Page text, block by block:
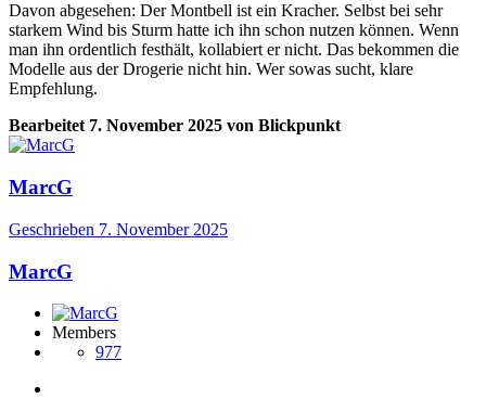
Davon abgesehen: Der Montbell ist ein Kracher. Selbst bei sehr
starkem Wind bis Sturm hatte ich ihn schon nutzen können. Wenn
man ihn ordentlich festhält, kollabiert er nicht. Das bekommen die
Modelle aus der Drogerie nicht hin. Wer sowas sucht, klare
Empfehlung.
Bearbeitet 7. November 2025 von Blickpunkt
MarcG
Geschrieben 7. November 2025
MarcG
Members
977